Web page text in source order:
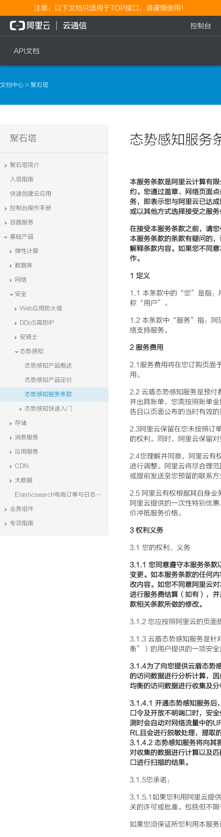
注意：以下文档只适用于TOP接口，请谨慎使用！
API文档
流量充值档位查询
流量充值结果查询
控制台
文档中心 > 聚石塔
聚石塔
聚石塔简介
入塔指南
快速创建云应用
控制台操作手册
容器服务
基础产品
弹性计算
数据库
网络
安全
Web应用防火墙
DDoS高防IP
安骑士
态势感知
态势感知产品概述
态势感知产品定价
态势感知服务条款
态势感知快速入门
存储
消息服务
应用服务
CDN
大数据
Elasticsearch电商订单与日志系统解决方案
业务组件
专项指南
态势感知服务
本服务条款是阿里云计算有
约。您通过盖章、网络页面
务，即表示您与阿里云已达
或以其他方式选择接受之服
在接受本服务条款之前，请
本服务条款的条款有疑问的
解释条款内容。如果您不同
作。
1 定义
1.1 本条款中的“您”是指：
称“用户”。
1.2 本条款中“服务”指：阿
络支持服务。
2 服务费用
2.1服务费用将在您订购页面
用。
2.2 云盾态势感知服务是预付
并出具账单，您需按照账单
告且以页面公布的当时有效
2.3阿里云保留在您未按照订
的权利。同时，阿里云保留
2.4您理解并同意，阿里云有
进行调整。阿里云将尽合理
或提前发送至您预留的联系方
2.5 阿里云有权根据其自身业
阿里云提供的一次性特别优
价冲抵服务价格。
3 权利义务
3.1 您的权利、义务
3.1.1 您同意遵守本服务条款
变更。如本服务条款的任何
改内容。如您不同意阿里云
进行服务费结算（如有），
款相关条款所做的修改。
3.1.2 您应按照阿里云的页面
3.1.3 云盾态势感知服务是
衡”）的用户提供的一项安全
3.1.4为了向您提供云盾态势
的访问数据进行分析计算，
均衡的访问数据进行收集及
3.1.4.1 开通态势感知服务后
口令及开放不明端口时，安
测时会自动对网络流量中的
RL且会进行脱敏处理，提取
3.1.4.2 态势感知服务将向其
对收集的数据进行计算以及
口进行扫描的结果。
3.1.5您承诺：
3.1.5.1如果您利用阿里云提
关的许可或批准。包括但不
如果您须保证所您利用本服